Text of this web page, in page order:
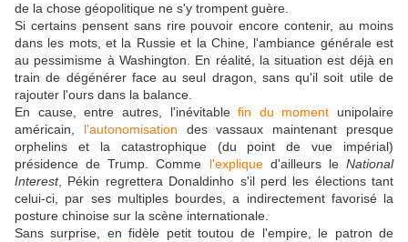
de la chose géopolitique ne s'y trompent guère.
Si certains pensent sans rire pouvoir encore contenir, au moins
dans les mots, et la Russie et la Chine, l'ambiance générale est
au pessimisme à Washington. En réalité, la situation est déjà en
train de dégénérer face au seul dragon, sans qu'il soit utile de
rajouter l'ours dans la balance.
En cause, entre autres, l'inévitablefin du moment unipolaire
américain, l'autonomisation des vassaux maintenant presque
orphelins et la catastrophique (du point de vue impérial)
présidence de Trump. Comme l'expliqued'ailleurs leNational
Interest, Pékin regrettera Donaldinho s'il perd les élections tant
celui-ci, par ses multiples bourdes, a indirectement favorisé la
posture chinoise sur la scène internationale.
Sans surprise, en fidèle petit toutou de l'empire, le patron de